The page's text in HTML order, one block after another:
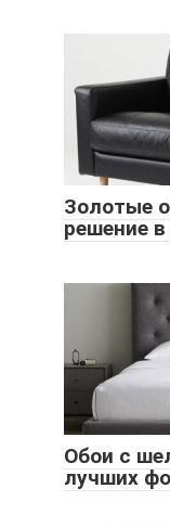
Золотые
решение
Обои с
лучших